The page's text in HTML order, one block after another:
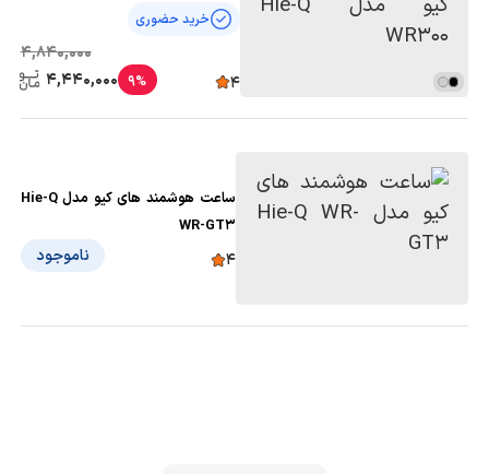
خرید حضوری
4
4,840,000
9%
4,440,000
ساعت هوشمند های کیو مدل Hie-Q
WR-GT3
4 ناموجود